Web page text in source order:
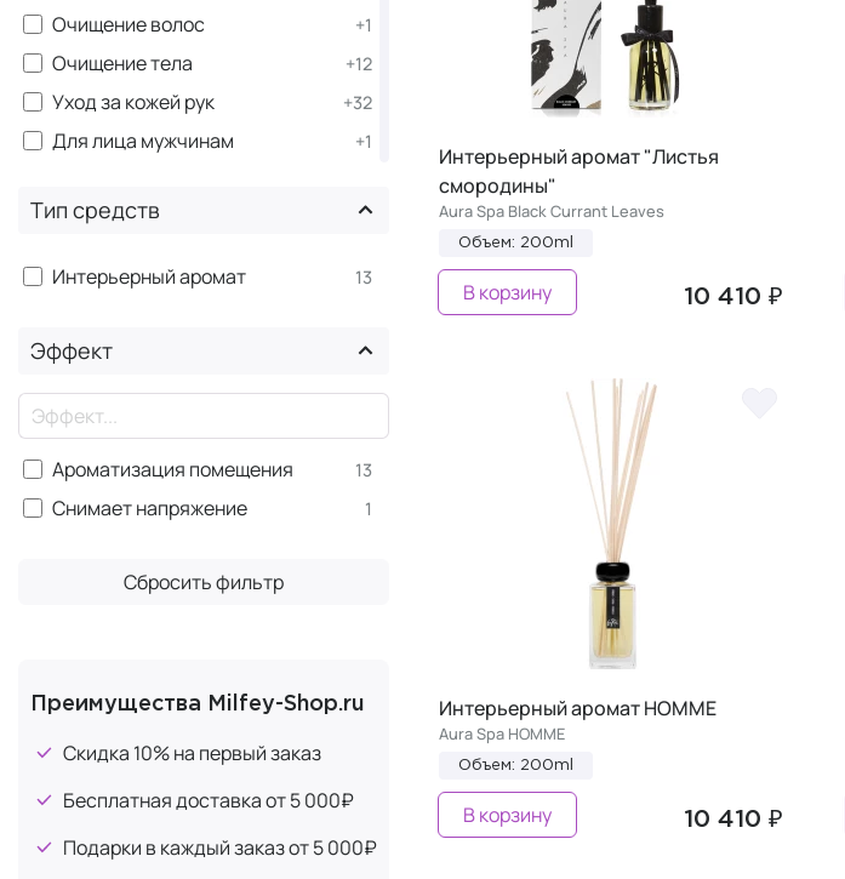
Очищение волос +1
Очищение тела +12
Уход за кожей рук +32
Для лица мужчинам +1
Уход за телом +33
Маникюр
Для бритья
Руки
Повседневные атрибуты
Тип средств
Интерьерный аромат 13
Эффект
Ароматизация помещения 13
Снимает напряжение 1
Сбросить фильтр
Преимущества Milfey-Shop.ru
Скидка 10% на первый заказ
Бесплатная доставка от 5 000₽
Подарки в каждый заказ от 5 000₽
Интерьерный аромат "Листья
смородины"
Aura Spa Black Currant Leaves
Объем: 200ml
10 410 ₽
В корзину
Интерьерный аромат HOMME
Aura Spa HOMME
Объем: 200ml
10 410 ₽
В корзину